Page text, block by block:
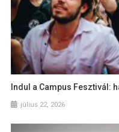
Indul a Campus Fesztivál:
július 22, 2026